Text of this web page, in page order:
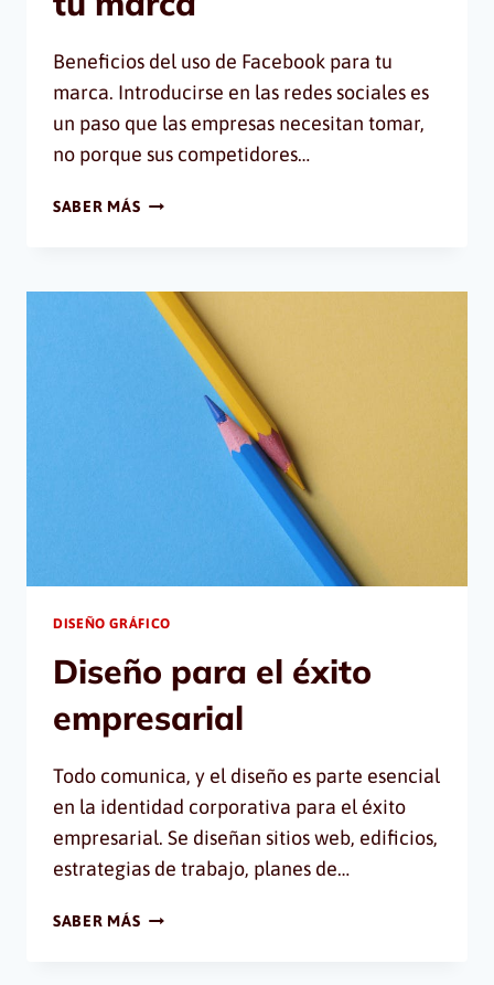
Beneficios del uso de Facebook para tu
marca. Introducirse en las redes sociales es
un paso que las empresas necesitan tomar,
no porque sus competidores…
SABER MÁSGRATIS
TU
MARCA
DISEÑO GRÁFICO
Diseño para el éxito
empresarial
Todo comunica, y el diseño es parte esencial
en la identidad corporativa para el éxito
empresarial. Se diseñan sitios web, edificios,
estrategias de trabajo, planes de…
SABER MÁSDISEÑO